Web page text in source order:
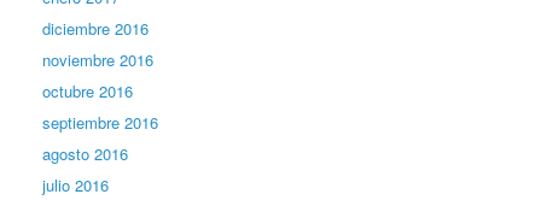
diciembre 2016
noviembre 2016
octubre 2016
septiembre 2016
agosto 2016
julio 2016